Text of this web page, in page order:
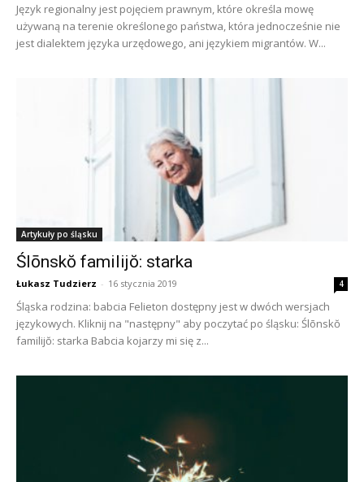
Język regionalny jest pojęciem prawnym, które określa mowę
używaną na terenie określonego państwa, która jednocześnie nie
jest dialektem języka urzędowego, ani językiem migrantów. W...
Artykuły po śląsku
Ślōnskŏ familijŏ: starka
Łukasz Tudzierz - 16 stycznia 2019 4
Śląska rodzina: babcia Felieton dostępny jest w dwóch wersjach
językowych. Kliknij na "następny" aby poczytać po śląsku: Ślōnskŏ
familijŏ: starka Babcia kojarzy mi się z...